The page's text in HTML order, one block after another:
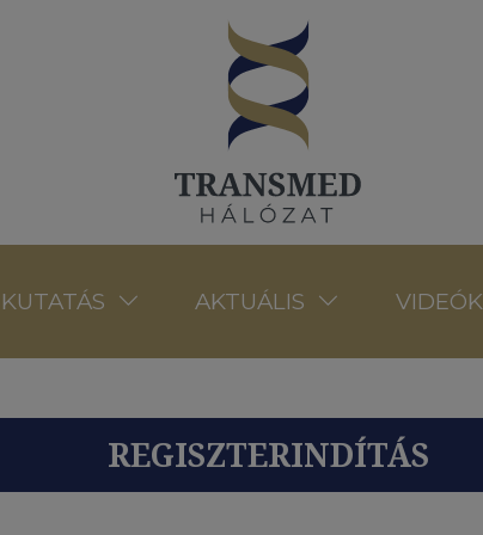
KUTATÁS AKTUÁLIS VIDEÓK
REGISZTERINDÍTÁS